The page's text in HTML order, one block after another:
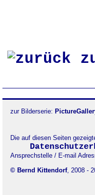
zur Bilderserie:
Die auf diesen Seiten
Ansprechstelle / E-mail
© Bernd Kittendorf, 2008 -